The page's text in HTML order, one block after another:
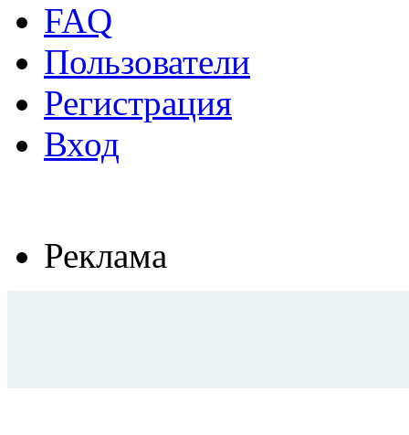
FAQ
Пользователи
Регистрация
Вход
Реклама